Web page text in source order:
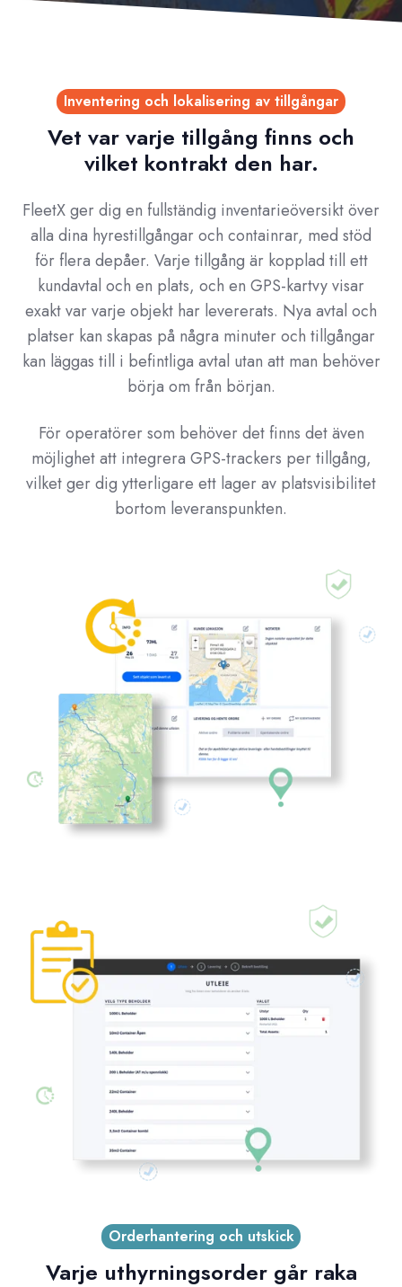
Inventering och lokalisering av tillgångar
Vet var varje tillgång finns och
vilket kontrakt den har.
FleetX ger dig en fullständig inventarieöversikt över
alla dina hyrestillgångar och containrar, med stöd
för flera depåer. Varje tillgång är kopplad till ett
kundavtal och en plats, och en GPS-kartvy visar
exakt var varje objekt har levererats. Nya avtal och
platser kan skapas på några minuter och tillgångar
kan läggas till i befintliga avtal utan att man behöver
börja om från början.
För operatörer som behöver det finns det även
möjlighet att integrera GPS-trackers per tillgång,
vilket ger dig ytterligare ett lager av platsvisibilitet
bortom leveranspunkten.
Orderhantering och utskick
Varje uthyrningsorder går raka